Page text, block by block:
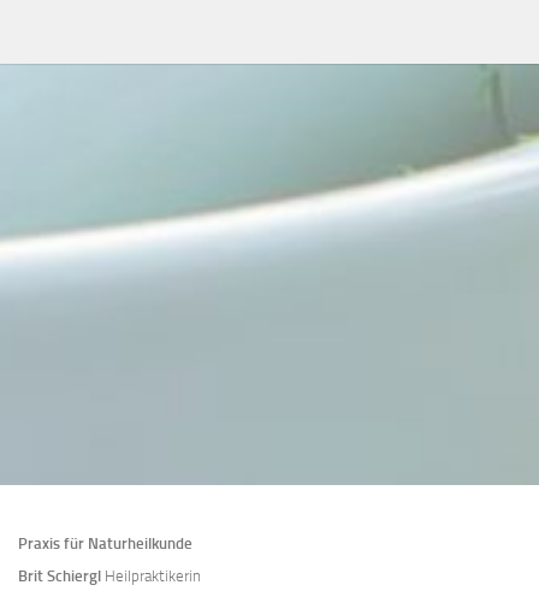
Praxis für Naturheilkunde
Brit Schiergl Heilpraktikerin